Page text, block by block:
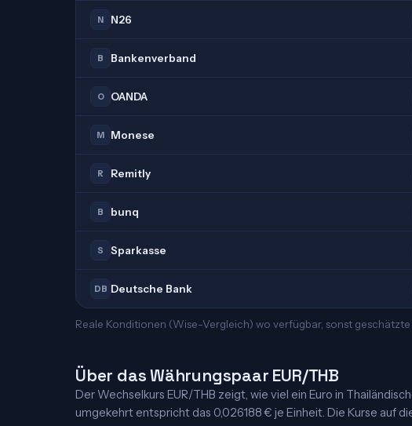
N N26
B Bankenverband
O OANDA
M Monese
R Remitly
B bunq
S Sparkasse
DB Deutsche Bank
Reale Konditionen (Wise-Vergleich) wo verfügbar, sonst
Über das Währungspaar EUR/THB
Der Wechselkurs EUR/THB zeigt, wie viel ein Euro in
umgekehrt entspricht das 0,026188 € je Einheit. Die Kurse auf